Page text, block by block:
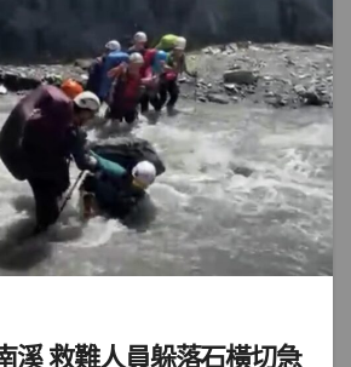
溪 救難人員躲落石橫切急